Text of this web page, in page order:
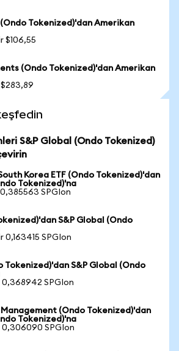
Tokenized)'dan Amerikan
$106,55
(Ondo Tokenized)'dan Amerikan
S&P Global (Ondo Tokenized)
Korea ETF (Ondo Tokenized)'dan
Tokenized)'na
SPGIon
S&P Global (Ondo
0,163415 SPGIon
Tokenized)'dan S&P Global (Ondo
0,368942 SPGIon
(Ondo Tokenized)'dan
Tokenized)'na
0,306090 SPGIon